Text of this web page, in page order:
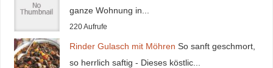
ganze Wohnung in...
220 Aufrufe
Rinder Gulasch mit Möhren So sanft geschmort,
so herrlich saftig - Dieses köstlic...